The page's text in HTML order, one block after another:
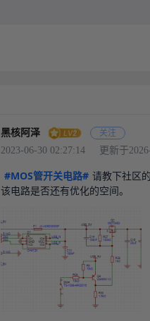
黑核阿泽 关注
2023-06-30 02:27:14 更新于
#MOS管开关电路# 请教下社区
该电路是否还有优化的空间。